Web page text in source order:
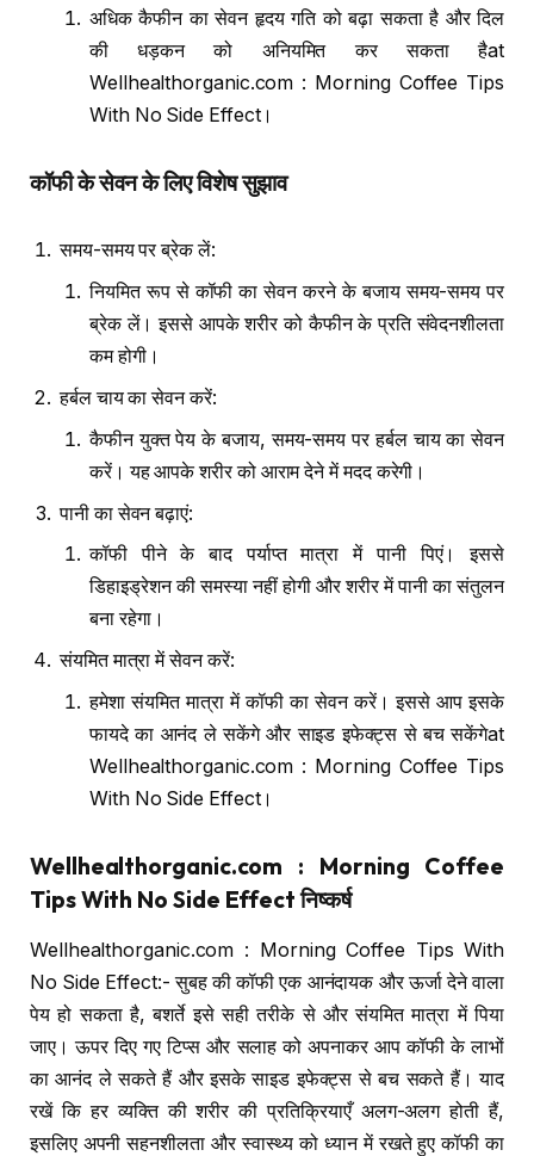
अधिक कैफीन का सेवन हृदय गति को बढ़ा सकता है और दिल
की धड़कन को अनियमित कर सकता हैat
Wellhealthorganic.com : Morning Coffee Tips
With No Side Effect।
कॉफी के सेवन के लिए विशेष सुझाव
समय-समय पर ब्रेक लें:
नियमित रूप से कॉफी का सेवन करने के बजाय समय-समय पर
ब्रेक लें। इससे आपके शरीर को कैफीन के प्रति संवेदनशीलता
कम होगी।
हर्बल चाय का सेवन करें:
कैफीन युक्त पेय के बजाय, समय-समय पर हर्बल चाय का सेवन
करें। यह आपके शरीर को आराम देने में मदद करेगी।
पानी का सेवन बढ़ाएं:
कॉफी पीने के बाद पर्याप्त मात्रा में पानी पिएं। इससे
डिहाइड्रेशन की समस्या नहीं होगी और शरीर में पानी का संतुलन
बना रहेगा।
संयमित मात्रा में सेवन करें:
हमेशा संयमित मात्रा में कॉफी का सेवन करें। इससे आप इसके
फायदे का आनंद ले सकेंगे और साइड इफेक्ट्स से बच सकेंगेat
Wellhealthorganic.com : Morning Coffee Tips
With No Side Effect।
Wellhealthorganic.com : Morning Coffee
Tips With No Side Effectनिष्कर्ष
Wellhealthorganic.com : Morning Coffee Tips With
No Side Effect:- सुबह की कॉफी एक आनंदायक और ऊर्जा देने वाला
पेय हो सकता है, बशर्ते इसे सही तरीके से और संयमित मात्रा में पिया
जाए। ऊपर दिए गए टिप्स और सलाह को अपनाकर आप कॉफी के लाभों
का आनंद ले सकते हैं और इसके साइड इफेक्ट्स से बच सकते हैं। याद
रखें कि हर व्यक्ति की शरीर की प्रतिक्रियाएँ अलग-अलग होती हैं,
इसलिए अपनी सहनशीलता और स्वास्थ्य को ध्यान में रखते हुए कॉफी का